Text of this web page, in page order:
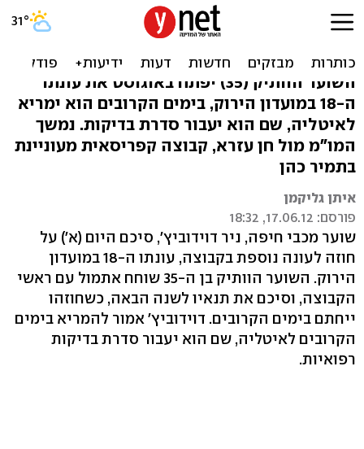
ניר דוידוביץ' סיכם במכבי
חיפה לעונה נוספת
השוער הוותיק (35) יפתח באוגוסט את עונתו
ה-18 במועדון הירוק, בימים הקרובים הוא ימריא
לאיטליה, שם הוא יעבור סדרת בדיקות. נמשך
המו"מ מול חן עזרא, קבוצה קפריסאית מעוניינת
בתמיר כהן
איתן גליקמן
פורסם: 17.06.12, 18:32
שוער מכבי חיפה, ניר דוידוביץ', סיכם היום (א') על
חוזה לעונה נוספת בקבוצה, עונתו ה-18 במועדון
הירוק. השוער הוותיק בן ה-35 שוחח אתמול עם ראשי
הקבוצה, וסיכם את תנאיו לשנה הבאה, כשחוזהו
ייחתם בימים הקרובים. דוידוביץ' אמור להמריא בימים
הקרובים לאיטליה, שם הוא יעבור סדרת בדיקות
רפואיות.